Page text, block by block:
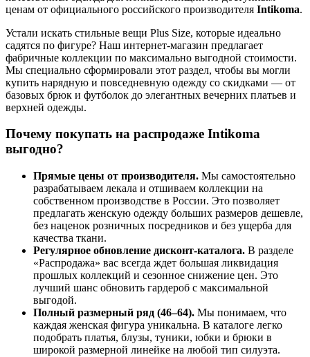
ценам от официального российского производителя Intikoma.
Устали искать стильные вещи Plus Size, которые идеально
садятся по фигуре? Наш интернет-магазин предлагает
фабричные коллекции по максимально выгодной стоимости.
Мы специально сформировали этот раздел, чтобы вы могли
купить нарядную и повседневную одежду со скидками — от
базовых брюк и футболок до элегантных вечерних платьев и
верхней одежды.
Почему покупать на распродаже Intikoma
выгодно?
Прямые цены от производителя. Мы самостоятельно
разрабатываем лекала и отшиваем коллекции на
собственном производстве в России. Это позволяет
предлагать женскую одежду больших размеров дешевле,
без наценок розничных посредников и без ущерба для
качества ткани.
Регулярное обновление дисконт-каталога. В разделе
«Распродажа» вас всегда ждет большая ликвидация
прошлых коллекций и сезонное снижение цен. Это
лучший шанс обновить гардероб с максимальной
выгодой.
Полный размерный ряд (46–64). Мы понимаем, что
каждая женская фигура уникальна. В каталоге легко
подобрать платья, блузы, туники, юбки и брюки в
широкой размерной линейке на любой тип силуэта.